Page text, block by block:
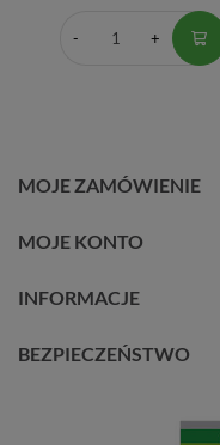
MOJE ZAMÓWIENIE
MOJE KONTO
INFORMACJE
BEZPIECZEŃSTWO